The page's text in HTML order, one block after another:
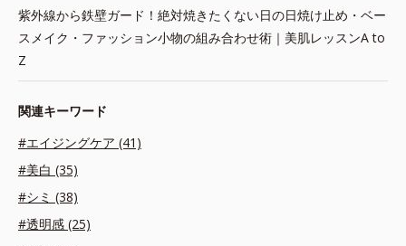
紫外線から鉄壁ガード！絶対焼きたくない日の日焼け止め・ベー
スメイク・ファッション小物の組み合わせ術｜美肌レッスンA to
Z
関連キーワード
#エイジングケア (41)
#美白 (35)
#シミ (38)
#透明感 (25)